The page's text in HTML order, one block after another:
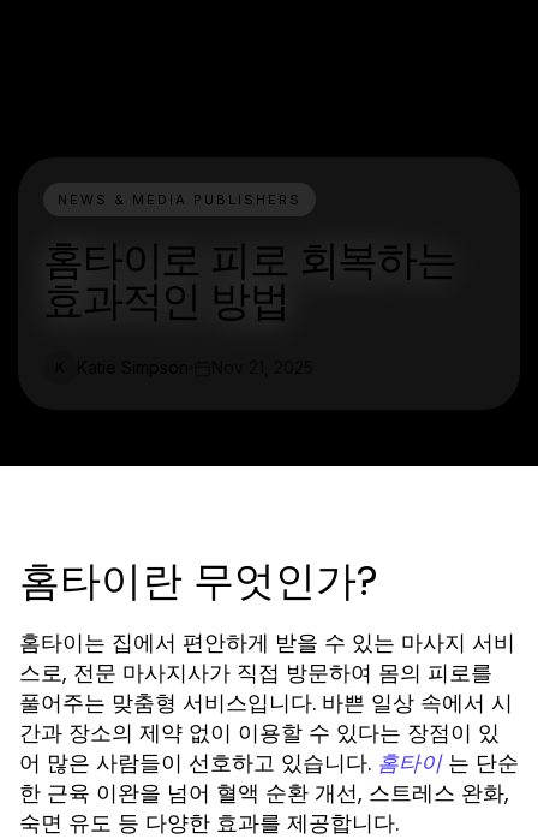
NEWS & MEDIA PUBLISHERS
홈타이로 피로 회복하는
효과적인 방법
홈타이란 무엇인가?
홈타이는 집에서 편안하게 받을 수 있는 마사지 서비
스로, 전문 마사지사가 직접 방문하여 몸의 피로를
풀어주는 맞춤형 서비스입니다. 바쁜 일상 속에서 시
간과 장소의 제약 없이 이용할 수 있다는 장점이 있
어 많은 사람들이 선호하고 있습니다. 홈타이는 단순
한 근육 이완을 넘어 혈액 순환 개선, 스트레스 완화,
숙면 유도 등 다양한 효과를 제공합니다.